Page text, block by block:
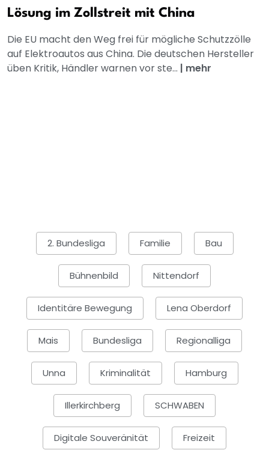
Lösung im Zollstreit mit China
Die EU macht den Weg frei für mögliche Schutzzölle
auf Elektroautos aus China. Die deutschen Hersteller
üben Kritik, Händler warnen vor ste... | mehr
2. Bundesliga Familie Bau
Bühnenbild Nittendorf
Identitäre Bewegung Lena Oberdorf
Mais Bundesliga Regionalliga
Unna Kriminalität Hamburg
Illerkirchberg SCHWABEN
Digitale Souveränität Freizeit